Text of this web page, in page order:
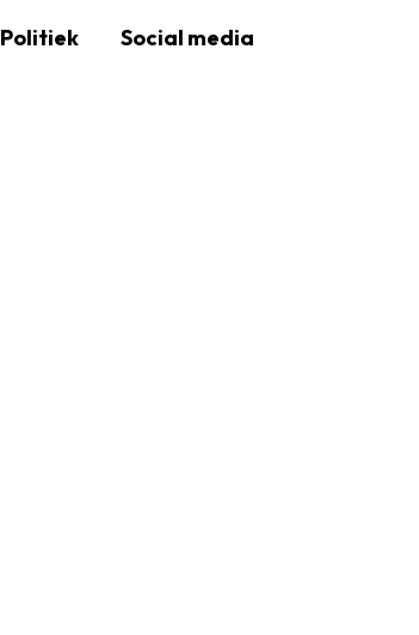
Politiek Social media